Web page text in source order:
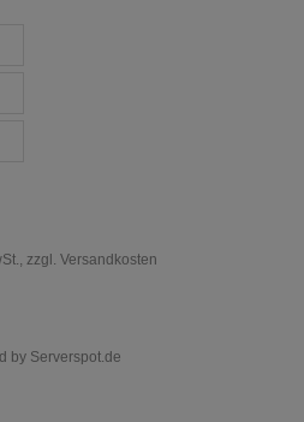
zzgl. Versandkosten
by Serverspot.de